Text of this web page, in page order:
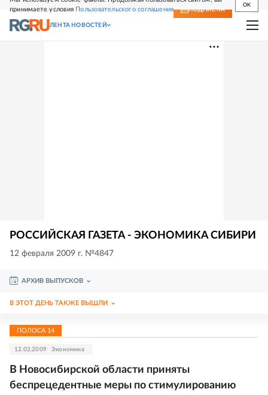
принимаете условия Пользовательского соглашения
OK
СВЕЖИЙ НОМЕР ПОДПИСКА
ЛЕНТА НОВОСТЕЙ
РОССИЙСКАЯ ГАЗЕТА - ЭКОНОМИКА СИБИРИ
12 февраля 2009 г. №4847
АРХИВ ВЫПУСКОВ
В ЭТОТ ДЕНЬ ТАКЖЕ ВЫШЛИ
ПОЛОСА 14
12.02.2009 Экономика
В Новосибирской области приняты
беспрецедентные меры по стимулированию